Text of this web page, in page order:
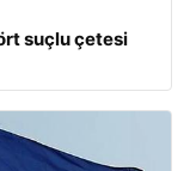
suçlu çetesi